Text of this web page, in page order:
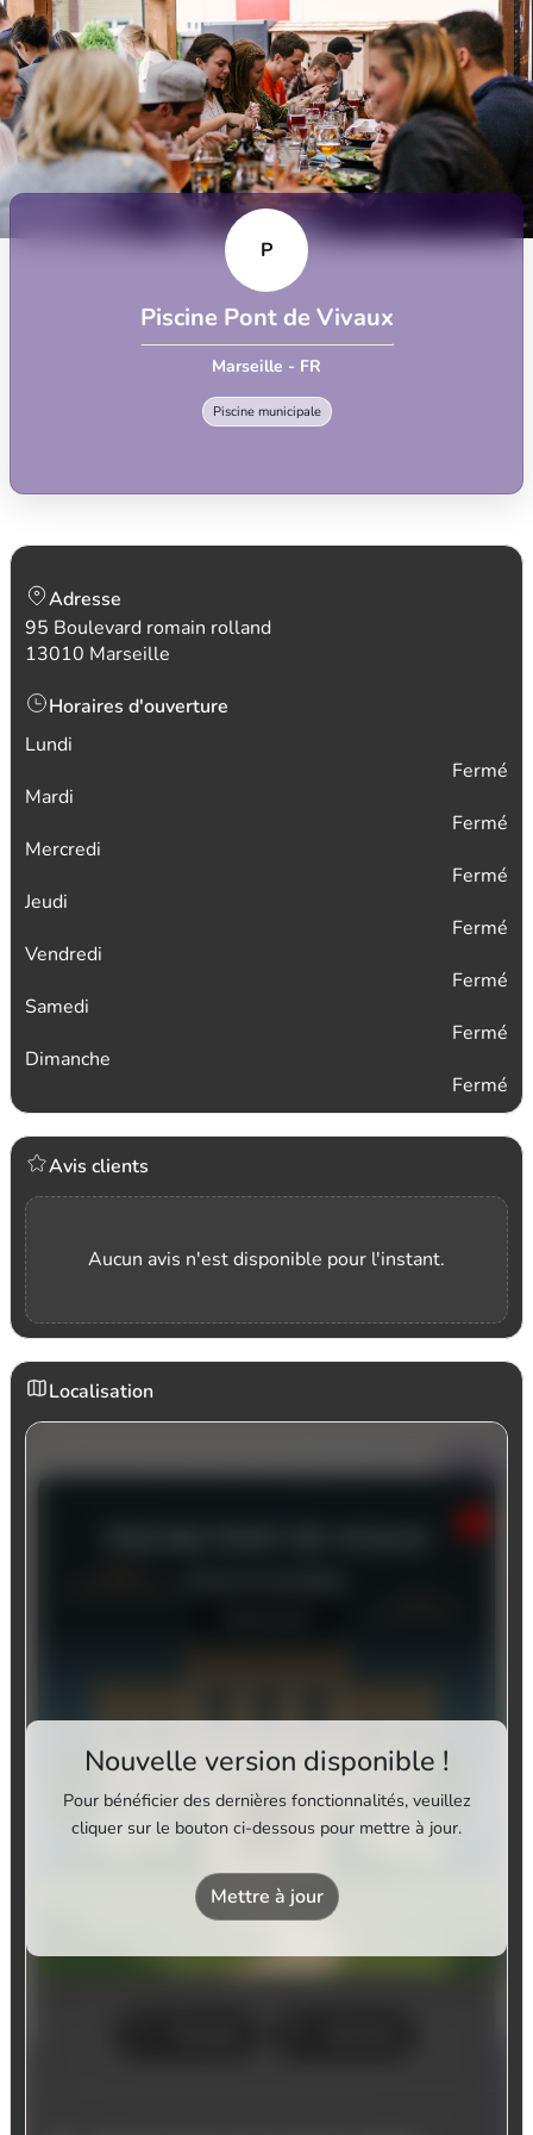
P
Piscine Pont de Vivaux
Marseille - FR
Piscine municipale
Adresse
95 Boulevard romain rolland
13010 Marseille
Horaires d'ouverture
Lundi
Fermé
Mardi
Fermé
Mercredi
Fermé
Jeudi
Fermé
Vendredi
Fermé
Samedi
Fermé
Dimanche
Fermé
Avis clients
Aucun avis n'est disponible pour l'instant.
Localisation